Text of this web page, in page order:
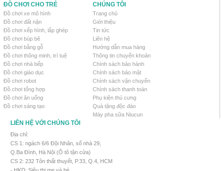
ĐỒ CHƠI CHO TRẺ
Đồ chơi xe mô hình
Đồ chơi đất nặn
Đồ chơi xếp hình, lắp ghép
Đồ chơi búp bê
Đồ chơi bằng gỗ
Đồ chơi thông minh, trí tuệ
Đồ chơi nhà bếp
Đồ chơi giáo dục
Đồ chơi robot
Đồ chơi tổng hợp
Đồ chơi ăn uống
Đồ chơi sáng tạo
CHÚNG TÔI
Trang chủ
Giới thiệu
Tin tức
Liên hệ
Hướng dẫn mua hàng
Thông tin chuyển khoản
Chính sách bảo hành
Chính sách bảo mật
Chính sách vận chuyển
Chính sách thanh toán
Phụ kiện thú cưng
Quà tặng độc đáo
Máy pha sữa Niucun
LIÊN HỆ VỚI CHÚNG TÔI
Địa chỉ:
CS 1: ngách 6/6 Đội Nhân, số nhà 29,
Q.Ba Đình, Hà Nội (Ô tô tận cửa)
CS 2: 232 Tôn thất thuyết, P.33, Q.4, HCM